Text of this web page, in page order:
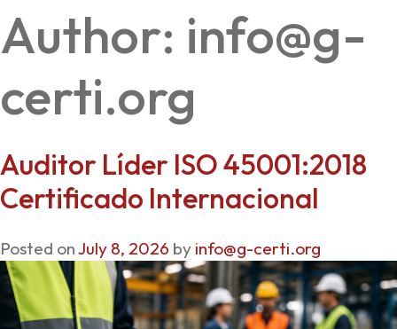
Author: info@g-
certi.org
Auditor Líder ISO 45001:2018
Certificado Internacional
Posted onJuly 8, 2026 by info@g-certi.org